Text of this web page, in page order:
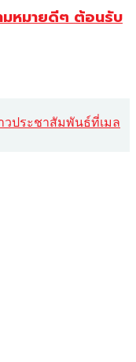
มหมายดีๆ ต้อนรับ
าวประชาสัมพันธ์ที่เมล